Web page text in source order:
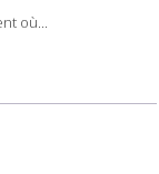
où...